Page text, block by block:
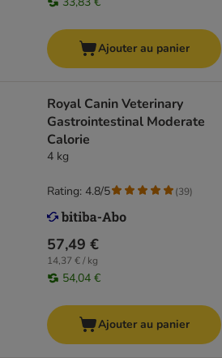
Ajouter au panier
Royal Canin Veterinary
Gastrointestinal Moderate
Calorie
4 kg
57,49 €
14,37 € / kg
54,04 €
Rating: 4.8/5 (39)
Ajouter au panier